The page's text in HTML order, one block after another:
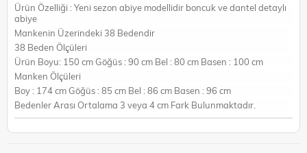
Ürün Özelliği : Yeni sezon abiye modellidir boncuk ve dantel detaylı
abiye
Mankenin Üzerindeki 38 Bedendir
38 Beden Ölçüleri
Ürün Boyu: 150 cm Göğüs : 90 cm Bel : 80 cm Basen : 100 cm
Manken Ölçüleri
Boy : 174 cm Göğüs : 85 cm Bel : 86 cm Basen : 96 cm
Bedenler Arası Ortalama 3 veya 4 cm Fark Bulunmaktadır.